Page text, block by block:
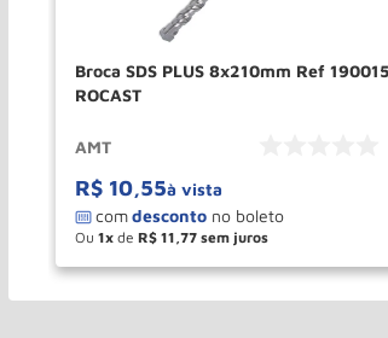
Broca SDS PLUS 8x210mm Ref 190015
ROCAST
AMT
R$ 10,55à vista
Ou 1 de R$ 11,77
＋
－ COMPRAR